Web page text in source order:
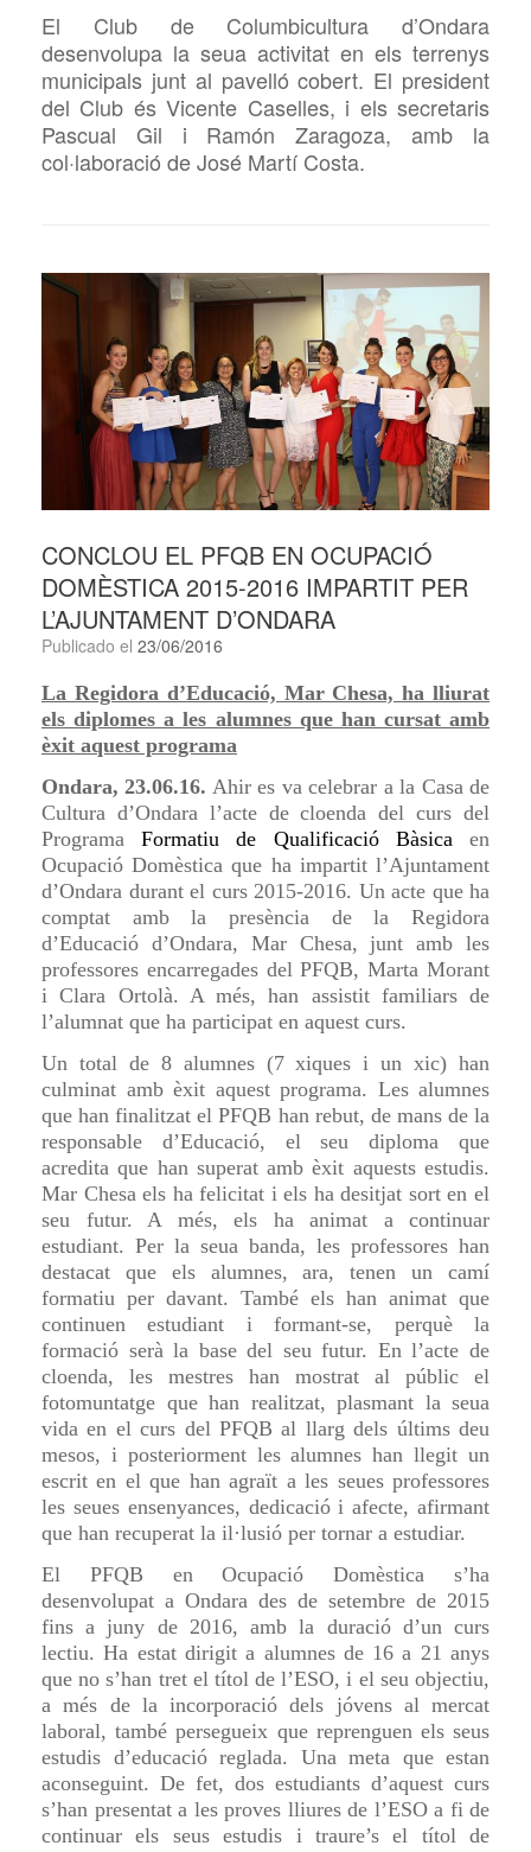
El Club de Columbicultura d’Ondara
desenvolupa la seua activitat en els terrenys
municipals junt al pavelló cobert. El president
del Club és Vicente Caselles, i els secretaris
Pascual Gil i Ramón Zaragoza, amb la
col·laboració de José Martí Costa.
CONCLOU EL PFQB EN OCUPACIÓ
DOMÈSTICA 2015-2016 IMPARTIT PER
L’AJUNTAMENT D’ONDARA
Publicado el 23/06/2016
La Regidora d’Educació, Mar Chesa, ha lliurat
els diplomes a les alumnes que han cursat amb
èxit aquest programa
Ondara, 23.06.16. Ahir es va celebrar a la Casa de
Cultura d’Ondara l’acte de cloenda del curs del
ProgramaFormatiu de Qualificació Bàsica en
Ocupació Domèstica que ha impartit l’Ajuntament
d’Ondara durant el curs 2015-2016. Un acte que ha
comptat amb la presència de la Regidora
d’Educació d’Ondara, Mar Chesa, junt amb les
professores encarregades del PFQB, Marta Morant
i Clara Ortolà. A més, han assistit familiars de
l’alumnat que ha participat en aquest curs.
Un total de 8 alumnes (7 xiques i un xic) han
culminat amb èxit aquest programa. Les alumnes
que han finalitzat el PFQB han rebut, de mans de la
responsable d’Educació, el seu diploma que
acredita que han superat amb èxit aquests estudis.
Mar Chesa els ha felicitat i els ha desitjat sort en el
seu futur. A més, els ha animat a continuar
estudiant. Per la seua banda, les professores han
destacat que els alumnes, ara, tenen un camí
formatiu per davant. També els han animat que
continuen estudiant i formant-se, perquè la
formació serà la base del seu futur. En l’acte de
cloenda, les mestres han mostrat al públic el
fotomuntatge que han realitzat, plasmant la seua
vida en el curs del PFQB al llarg dels últims deu
mesos, i posteriorment les alumnes han llegit un
escrit en el que han agraït a les seues professores
les seues ensenyances, dedicació i afecte, afirmant
que han recuperat la il·lusió per tornar a estudiar.
El PFQB en Ocupació Domèstica s’ha
desenvolupat a Ondara des de setembre de 2015
fins a juny de 2016, amb la duració d’un curs
lectiu. Ha estat dirigit a alumnes de 16 a 21 anys
que no s’han tret el títol de l’ESO, i el seu objectiu,
a més de la incorporació dels jóvens al mercat
laboral, també persegueix que reprenguen els seus
estudis d’educació reglada. Una meta que estan
aconseguint. De fet, dos estudiants d’aquest curs
s’han presentat a les proves lliures de l’ESO a fi de
continuar els seus estudis i traure’s el títol de